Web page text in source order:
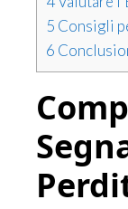
5 Consigli
6